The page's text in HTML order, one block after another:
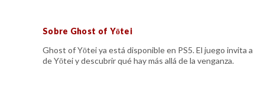
Sobre Ghost of Yōtei
Ghost of Yōtei ya está disponible en PS5. El juego invita
de Yōtei y descubrir qué hay más allá de la venganza.